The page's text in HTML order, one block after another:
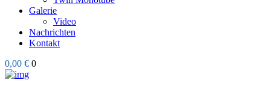
Galerie
Video
Nachrichten
Kontakt
0,00 € 0